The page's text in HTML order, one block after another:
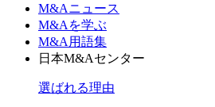
M&Aニュース
M&Aを学ぶ
M&A用語集
日本M&Aセンター
選ばれる理由